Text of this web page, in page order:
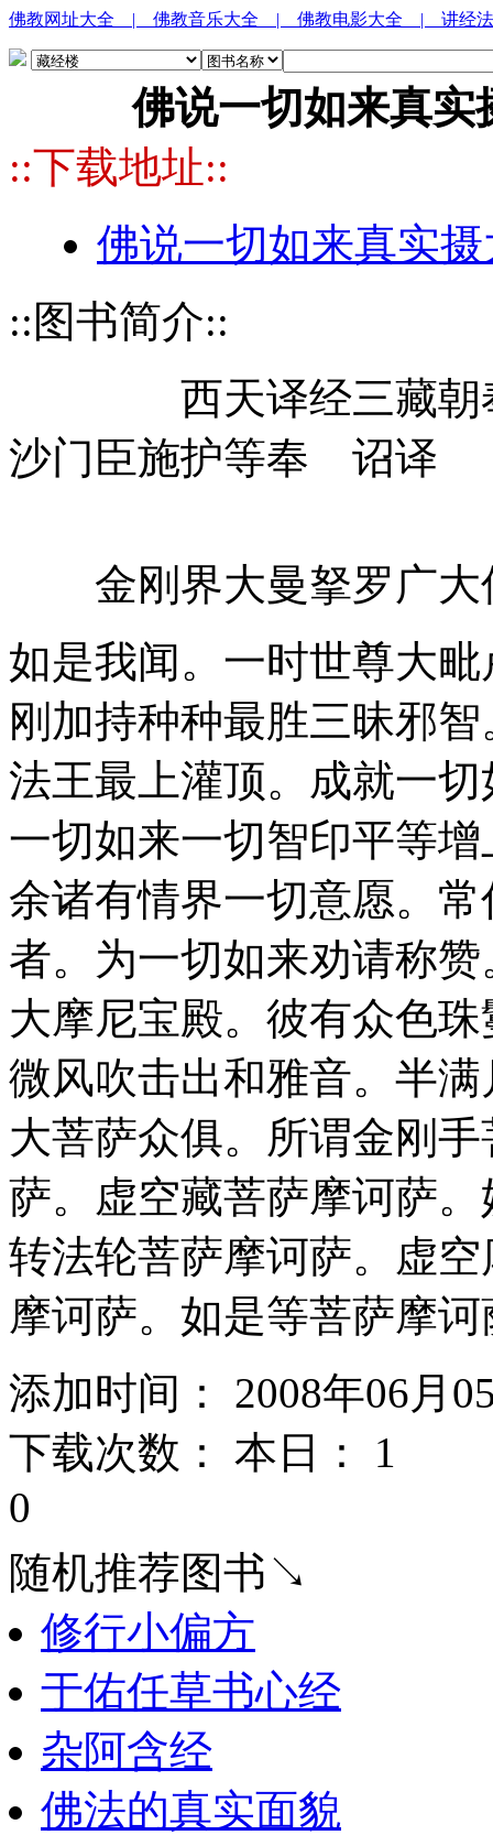
佛教网址大全 | 佛教音乐大全 | 佛教电影大全 | 讲经
佛说一切如来真实
::下载地址::
佛说一切如来真实
::图书简介::
西天译经三藏朝奉
沙门臣施护等奉 诏译
金刚界大曼拏罗广大
如是我闻。一时世尊大
刚加持种种最胜三昧邪
法王最上灌顶。成就一
一切如来一切智印平等
余诸有情界一切意愿。
者。为一切如来劝请称
大摩尼宝殿。彼有众色
微风吹击出和雅音。半
大菩萨众俱。所谓金刚
萨。虚空藏菩萨摩诃萨
转法轮菩萨摩诃萨。虚
摩诃萨。如是等菩萨摩
添加时间： 2008年06月
下载次数： 本日： 1
0
随机推荐图书↘
修行小偏方
于佑任草书心经
杂阿含经
佛法的真实面貌